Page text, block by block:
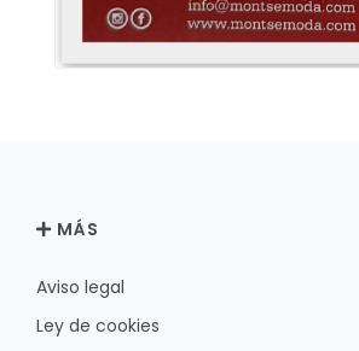
MÁS
Aviso legal
Ley de cookies